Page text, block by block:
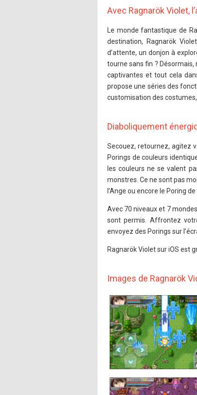
Avec Ragnarök Violet,
Le monde fantastique de
destination, Ragnarök
d’attente, un donjon à
tourne sans fin ?
captivantes et tout cela
propose une séries des
customisation des
Diaboliquement
Secouez, retournez, agitez
Porings de couleurs
les couleurs ne se valent
monstres. Ce ne sont pas
l’Ange ou encore le Poring de
Avec 70 niveaux et 7
sont permis. Affrontez
envoyez des Porings sur
Ragnarök Violet sur iOS est
Images de Ragnarök